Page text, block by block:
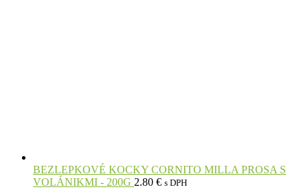
BEZLEPKOVÉ KOCKY CORNITO MILLA PROSA S
VOLÁNIKMI - 200G 2.80 € s DPH